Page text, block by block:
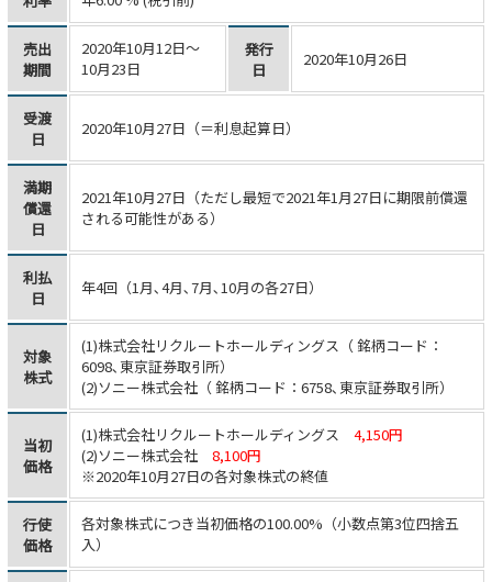
売出
期間
2020年10月12日～
10月23日
発行
日
2020年10月26日
受渡
日
2020年10月27日（＝利息起算日）
満期
償還
日
2021年10月27日（ただし最短で2021年1月27日に期限前償還
される可能性がある）
利払
日
年4回（1月､4月､7月､10月の各27日）
対象
株式
(1)株式会社リクルートホールディングス（ 銘柄コード：
6098､東京証券取引所）
(2)ソニー株式会社（ 銘柄コード：6758､東京証券取引所）
当初
価格
(1)株式会社リクルートホールディングス 4,150円
(2)ソニー株式会社 8,100円
※2020年10月27日の各対象株式の終値
行使
価格
各対象株式につき当初価格の100.00%（小数点第3位四捨五
入）